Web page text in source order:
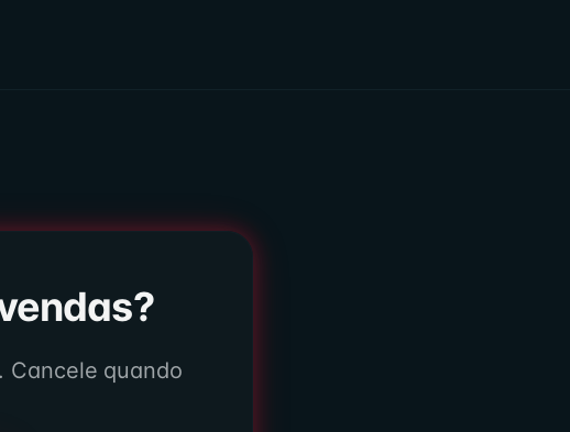
Cancele quando